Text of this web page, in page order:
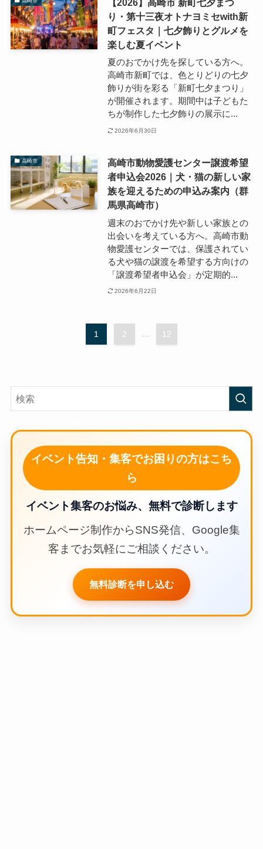
【2026】高崎市 新町七夕まつ
り・第十三夜オトナヨミセwith新
町フェスタ｜七夕飾りとグルメを
楽しむ夏イベント
夏のおでかけ先を探している方へ。
高崎市新町では、色とりどりの七夕
飾りが街を彩る「新町七夕まつり」
が開催されます。期間中は子どもた
ちが制作した七夕飾りの展示に...
2026年6月30日
高崎市
高崎市動物愛護センター譲渡希望
者申込会2026｜犬・猫の新しい家
族を迎えるための申込み案内（群
馬県高崎市）
週末のおでかけ先や新しい家族との
出会いを考えている方へ。高崎市動
物愛護センターでは、保護されてい
る犬や猫の譲渡を希望する方向けの
「譲渡希望者申込会」が定期的...
2026年6月22日
1 2 ... 12
イベント告知・集客でお困りの方はこち
ら
イベント集客のお悩み、無料で診断します
ホームページ制作からSNS発信、Google集
客までお気軽にご相談ください。
無料診断を申し込む